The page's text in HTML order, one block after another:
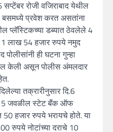
रोजी वजिराबाद येथील
प्रवेश करत असतांना
प्लॅस्टिकच्या डब्यात ठेवलेले 4
1 लाख 54 हजार रुपये नमुद
ही घटना गुन्हा
केली असून पोलीस अंमलदार
तक्रारीनुसार दि.6
5 जवळील स्टेट बॅंक ऑफ
50 हजार रुपये भरायचे होते. या
रुपये नोटांच्या दराचे 10